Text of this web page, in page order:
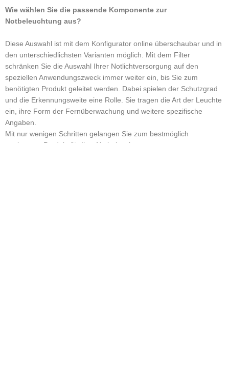
Wie wählen Sie die passende Komponente zur
Notbeleuchtung aus?
Diese Auswahl ist mit dem Konfigurator online überschaubar und in
den unterschiedlichsten Varianten möglich. Mit dem Filter
schränken Sie die Auswahl Ihrer Notlichtversorgung auf den
speziellen Anwendungszweck immer weiter ein, bis Sie zum
benötigten Produkt geleitet werden. Dabei spielen der Schutzgrad
und die Erkennungsweite eine Rolle. Sie tragen die Art der Leuchte
ein, ihre Form der Fernüberwachung und weitere spezifische
Angaben.
Mit nur wenigen Schritten gelangen Sie zum bestmöglich
geeigneten Produkt für Ihre Notbeleuchtung.